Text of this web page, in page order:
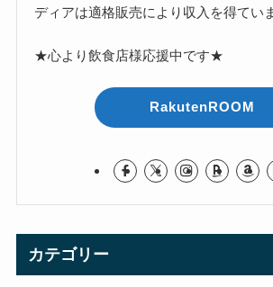
ディアは適格販売により収入を得てい
★心より飲食店様応援中です★
RakutenROOM
カテゴリー